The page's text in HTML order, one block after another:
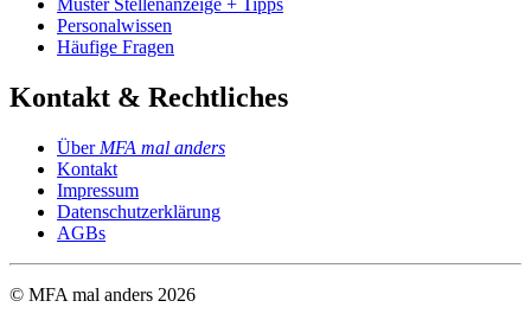
Muster Stellenanzeige + Tipps
Personalwissen
Häufige Fragen
Kontakt & Rechtliches
Über MFA mal anders
Kontakt
Impressum
Datenschutzerklärung
AGBs
© MFA mal anders 2026